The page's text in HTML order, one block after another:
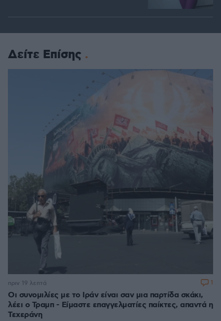
Δείτε Επίσης
Οι συνομιλίες με το Ιράν είναι σαν μια παρτίδα σκάκι,
λέει ο Τραμπ - Είμαστε επαγγελματίες παίκτες, απαντά η
Τεχεράνη
πριν 19 λεπτά 1